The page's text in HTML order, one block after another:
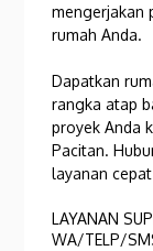
mengerjakan
rumah Anda.
Dapatkan
rangka atap
proyek Anda
Pacitan.
layanan
LAYANAN
WA/TELP/